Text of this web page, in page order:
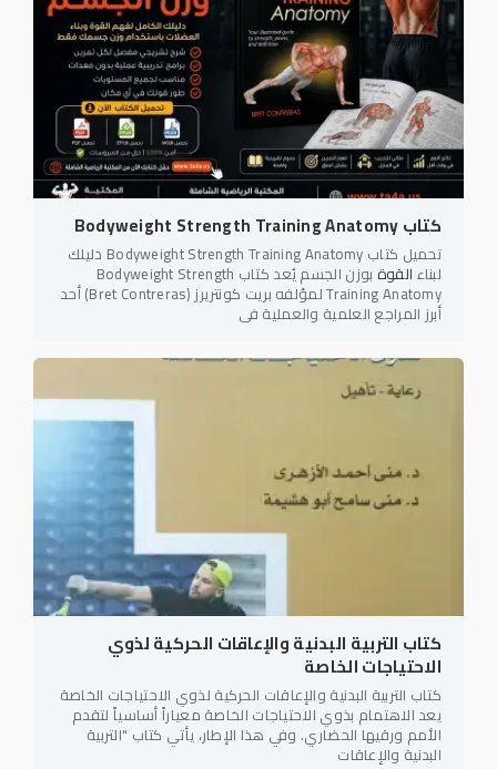
كتاب Bodyweight Strength Training Anatomy
تحميل كتاب Bodyweight Strength Training Anatomy دليلك
لبناء القوة بوزن الجسم يُعد كتاب Bodyweight Strength
Training Anatomy لمؤلفه بريت كونتريرز (Bret Contreras) أحد
أبرز المراجع العلمية والعملية في
كتاب التربية البدنية والإعاقات الحركية لذوي
الاحتياجات الخاصة
كتاب التربية البدنية والإعاقات الحركية لذوي الاحتياجات الخاصة
يعد الاهتمام بذوي الاحتياجات الخاصة معياراً أساسياً لتقدم
الأمم ورقيها الحضاري. وفي هذا الإطار، يأتي كتاب "التربية
البدنية والإعاقات